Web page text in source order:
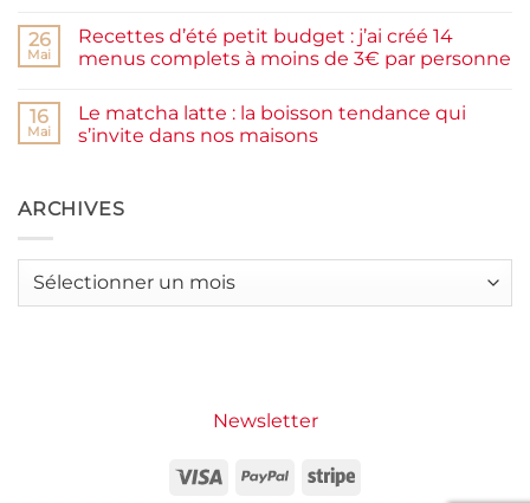
complète,
moelleux
et
sur
Smash
burger
testé
Packman
Burgers &
Grande
Motte
26
Mai
Recettes d’été petit budget : j’ai créé 14
menus complets à moins de 3€ par personne
sur
Recettes
d’été
j’ai
créé
à
16
Mai
Le matcha latte : la boisson tendance qui
s’invite dans nos maisons
Le
matcha
boisson
ARCHIVES
Archives
Newsletter
Visa PayPal Stripe